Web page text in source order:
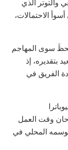
والتوتر الذي
الاحتمالات،
سوى المهاجم
بتقديره، إذ
الفريق في
وقت العمل
موسمه المحلي في